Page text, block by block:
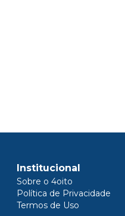
Institucional
Sobre o 4oito
Política de Privacidade
Termos de Uso